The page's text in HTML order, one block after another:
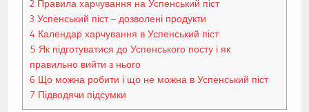
2Правила харчування на Успенський піст
3 Успенський піст – дозволені продукти
4 Календар харчування в Успенський піст
5 Як підготуватися до Успенського посту і як
правильно вийти з нього
6 Що можна робити і що не можна в Успенський піст
7 Підводячи підсумки